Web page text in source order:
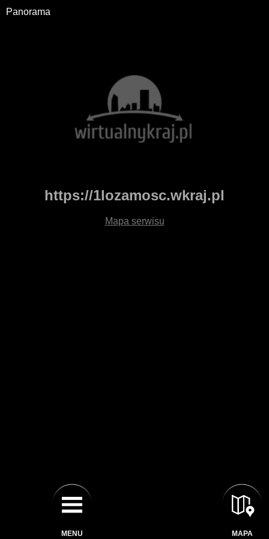
https://1lozamosc.wkraj.pl
Mapa serwisu
Panorama
MENU MAPA